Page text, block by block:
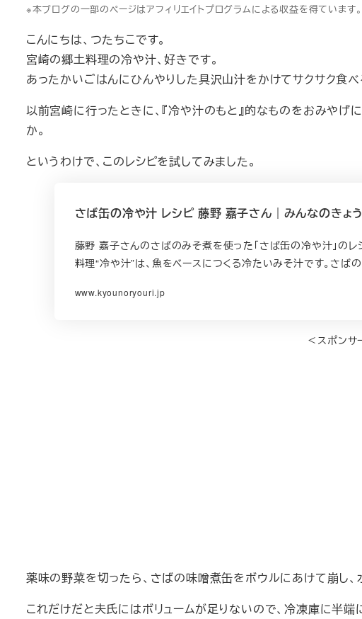
※本ブログの一部のページはアフィリエイトプログラムによる収益を得ています。
こんにちは、つたちこです。
宮崎の郷土料理の冷や汁、好きです。
あったかいごはんにひんやりした具沢山汁をかけてサクサク食
以前宮崎に行ったときに、『冷や汁のもと』的なものをおみや
か。
というわけで、このレシピを試してみました。
さば缶の冷や汁 レシピ 藤野 嘉子さん｜みんなのきょ
藤野 嘉子さんのさばのみそ煮を使った「さば缶の冷や汁」のレ
料理“冷や汁”は、魚をベースにつくる冷たいみそ汁です。さば
www.kyounoryouri.jp
＜スポンサ
薬味の野菜を切ったら、さばの味噌煮缶をボウルにあけて崩し
これだけだと夫氏にはボリュームが足りないので、冷凍庫に半端